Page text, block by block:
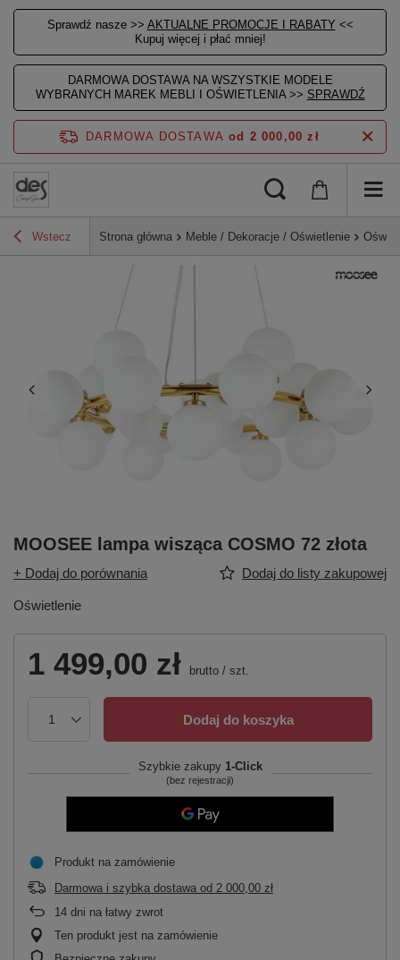
Sprawdź nasze >> AKTUALNE PROMOCJE I RABATY <<
Kupuj więcej i płać mniej!
DARMOWA DOSTAWA NA WSZYSTKIE MODELE
WYBRANYCH MAREK MEBLI I OŚWIETLENIA >> SPRAWDŹ
DARMOWA DOSTAWA od 2 000,00 zł
Wstecz Strona główna Meble / Dekoracje / Oświetlenie
MOOSEE lampa wisząca COSMO 72 złota
+ Dodaj do porównania Dodaj do listy zakupowej
Oświetlenie
1 499,00 zł brutto / szt.
Dodaj do koszyka
Szybkie zakupy 1-Click
(bez rejestracji)
Produkt na zamówienie
Darmowa i szybka dostawa od 2 000,00 zł
14 dni na łatwy zwrot
Ten produkt jest na zamówienie